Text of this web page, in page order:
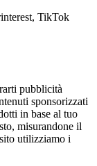
TikTok
pubblicità
sponsorizzati
in base al tuo
misurandone il
utilizziamo i